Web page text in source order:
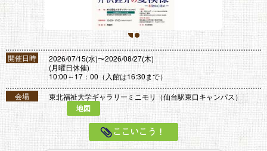
1
開催日時
2026/07/15(水)〜2026/08/27(木)
(月曜日休催)
10:00～17：00（入館は16:30まで）
会場
東北福祉大学ギャラリーミニモリ（仙台駅東口キャンパス）
地図
ここいこう！